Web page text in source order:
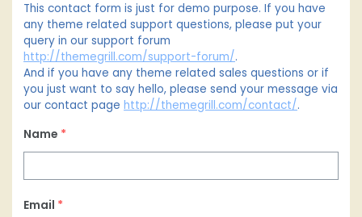
This contact form is just for demo purpose. If you have
any theme related support questions, please put your
query in our support forum
http://themegrill.com/support-forum/.
And if you have any theme related sales questions or if
you just want to say hello, please send your message via
our contact pagehttp://themegrill.com/contact/.
Name *
Email *